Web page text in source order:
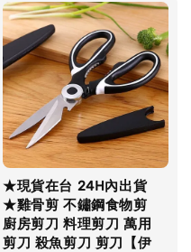
★現貨在台 24H內出貨
★雞骨剪 不鏽鋼食物剪
廚房剪刀 料理剪刀 萬用
剪刀 殺魚剪刀 剪刀【伊